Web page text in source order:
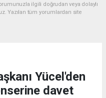
ilgili doğrudan veya dolaylı
Yazılan tüm yorumlardan site
Yücel'den
davet